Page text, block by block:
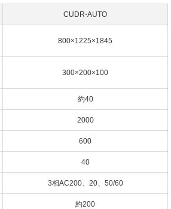
CUDR-AUTO
800×1225×1845
300×200×100
約40
2000
600
40
3相AC200、20、50/60
約200